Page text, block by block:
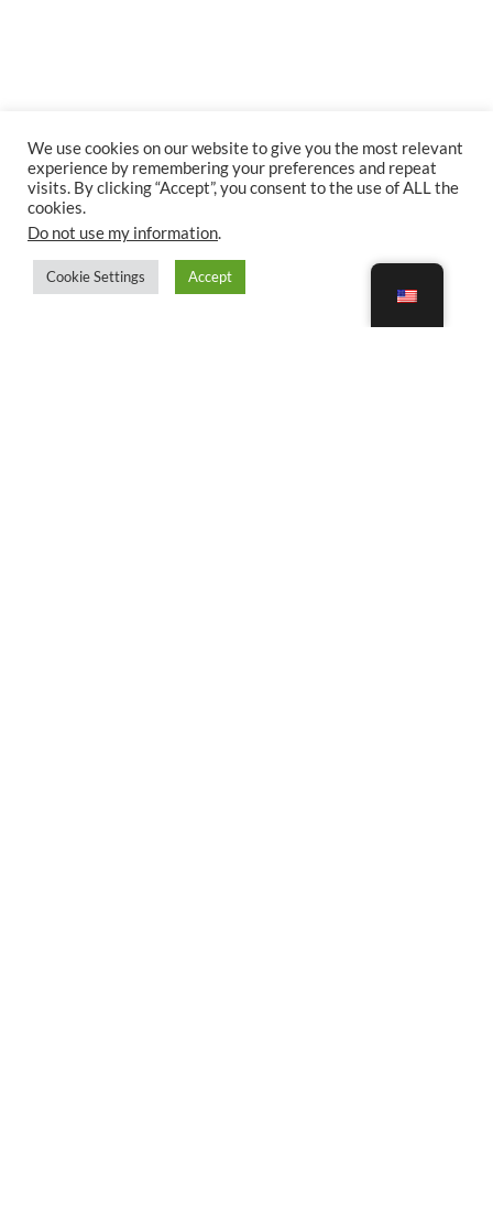
We use cookies on our website to give you the most relevant
experience by remembering your preferences and repeat
visits. By clicking “Accept”, you consent to the use of ALL the
cookies.
Do not use my information.
Cookie Settings Accept